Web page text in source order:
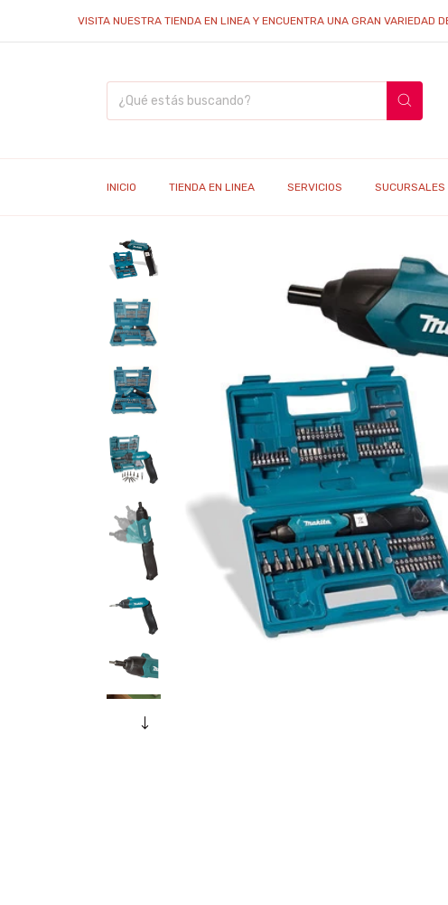
VISITA NUESTRA TIENDA EN LINEA Y ENCUENTRA UNA GRAN VARIEDAD DE
INICIO TIENDA EN LINEA SERVICIOS SUCURSALES